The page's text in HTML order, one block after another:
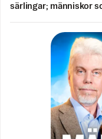
särlingar; människor